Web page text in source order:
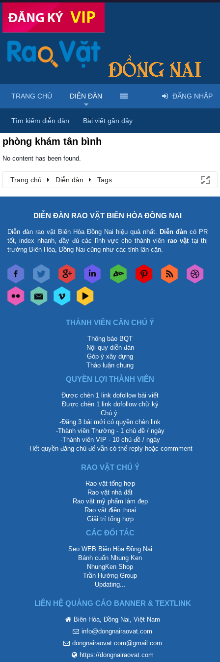
Trang chủ Diễn đàn Tags
phòng khám tân bình
No content has been found.
Trang chủ Diễn đàn Tags
TRANG CHỦ DIỄN ĐÀN
Tìm kiếm diễn đàn Bài viết gần đây
ĐĂNG NHẬP
DIỄN ĐÀN RAO VẶT BIÊN HÒA ĐỒNG NAI
Diễn đàn rao vặt Biên Hòa Đồng Nai hiệu quả nhất. Diễn đàn có PR
tốt, index nhanh, đầy đủ các lĩnh vực cho thành viên rao vặttại thị
trường Biên Hòa, Đồng Nai cũng như các tỉnh lân cận.
THÀNH VIÊN CẦN CHÚ Ý
Thông báo BQT
Nội quy diễn đàn
Góp ý xây dựng
Thảo luận chung
QUYỀN LỢI THÀNH VIÊN
Được chèn 1 link dofollow bài viết
Được chèn 1 link dofollow chữ ký
Chú ý:
-Đăng 3 bài mới có quyền chèn link
-Thành viên Thường - 1 chủ đề / ngày
-Thành viên VIP - 10 chủ đề / ngày
-Hết quyền đăng chủ để vẫn có thể reply hoặc commment
RAO VẶT CHÚ Ý
Rao vặt tổng hợp
Rao vặt nhà đất
Rao vặt mỹ phẩm làm đẹp
Rao vặt điện thoại
Giải trí tổng hợp
CÁC ĐỐI TÁC
Seo WEB Biên Hòa Đồng Nai
Bánh cuốn Nhung Ken
NhungKen Shop
Trần Hướng Group
Updating...
LIÊN HỆ QUẢNG CÁO BANNER & TEXTLINK
Biên Hòa, Đồng Nai, Việt Nam
info@dongnairaovat.com
dongnairaovat.com@gmail.com
https://dongnairaovat.com